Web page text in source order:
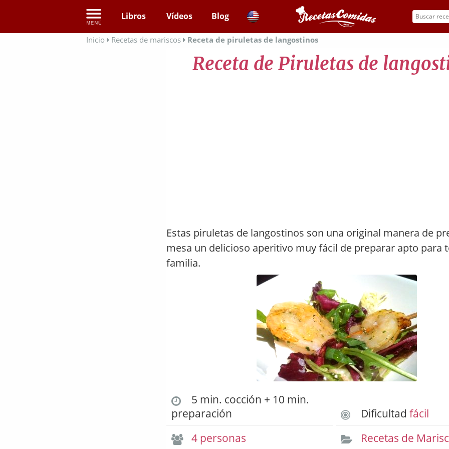
Libros Vídeos Blog
Inicio Recetas de mariscos Receta de piruletas de langostinos
Receta de Piruletas de
Estas piruletas de langostinos son una original manera de
mesa un delicioso aperitivo muy fácil de preparar apto para
familia.
5 min. cocción + 10 min.
preparación
Dificultadfácil
4 personas
Recetas de